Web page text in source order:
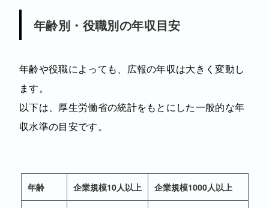
年齢別・役職別の年収目安
年齢や役職によっても、広報の年収は大きく変動し
ます。
以下は、厚生労働省の統計をもとにした一般的な年
収水準の目安です。
年齢 企業規模10人以上 企業規模1000人以上